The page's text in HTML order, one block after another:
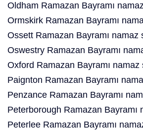
Oldham Ramazan Bayramı
Ormskirk Ramazan Bayramı
Ossett Ramazan Bayramı namaz
Oswestry Ramazan Bayramı
Oxford Ramazan Bayramı namaz
Paignton Ramazan Bayramı
Penzance Ramazan Bayramı
Peterborough Ramazan Bayramı
Peterlee Ramazan Bayramı